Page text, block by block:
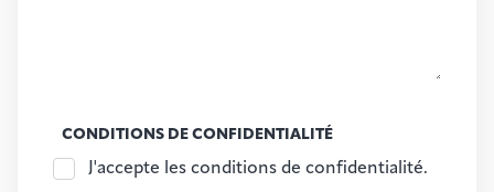
CONDITIONS DE CONFIDENTIALITÉ
J'accepte les conditions de confidentialité.